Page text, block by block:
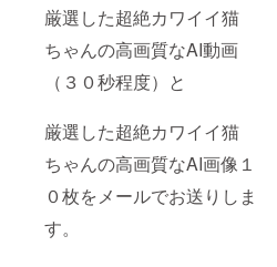
厳選した超絶カワイイ猫
ちゃんの高画質なAI動画
（３０秒程度）と
厳選した超絶カワイイ猫
ちゃんの高画質なAI画像１
０枚をメールでお送りしま
す。